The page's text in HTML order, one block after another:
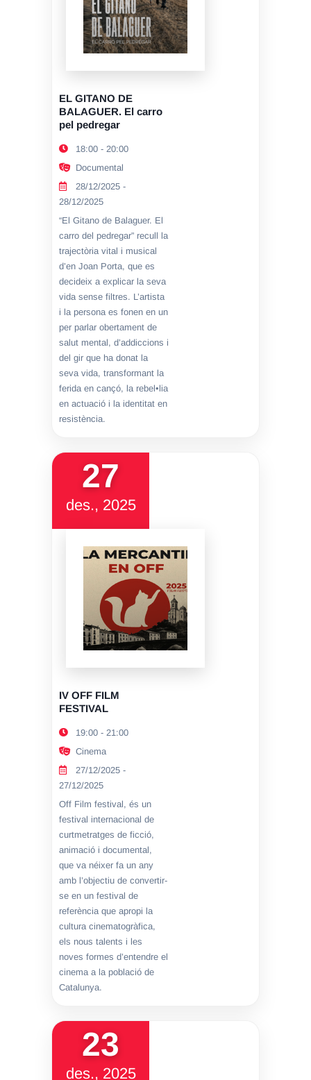
EL GITANO DE
BALAGUER. El carro
pel pedregar
18:00 - 20:00
Documental
28/12/2025 -
28/12/2025
“El Gitano de Balaguer. El
carro del pedregar” recull la
trajectòria vital i musical
d’en Joan Porta, que es
decideix a explicar la seva
vida sense filtres. L’artista
i la persona es fonen en un
per parlar obertament de
salut mental, d’addiccions i
del gir que ha donat la
seva vida, transformant la
ferida en cançó, la rebel•lia
en actuació i la identitat en
resistència.
27
des., 2025
IV OFF FILM
FESTIVAL
19:00 - 21:00
Cinema
27/12/2025 -
27/12/2025
Off Film festival, és un
festival internacional de
curtmetratges de ficció,
animació i documental,
que va néixer fa un any
amb l’objectiu de convertir-
se en un festival de
referència que apropi la
cultura cinematogràfica,
els nous talents i les
noves formes d’entendre el
cinema a la població de
Catalunya.
23
des., 2025